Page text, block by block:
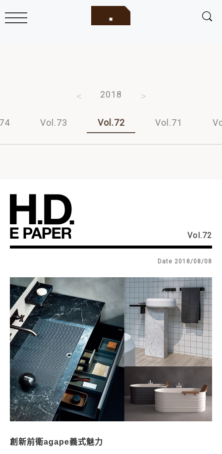
2018
Vol.73 Vol.72 Vol.71
Vol.72
Date 2018/08/08
創新前衛agape義式魅力